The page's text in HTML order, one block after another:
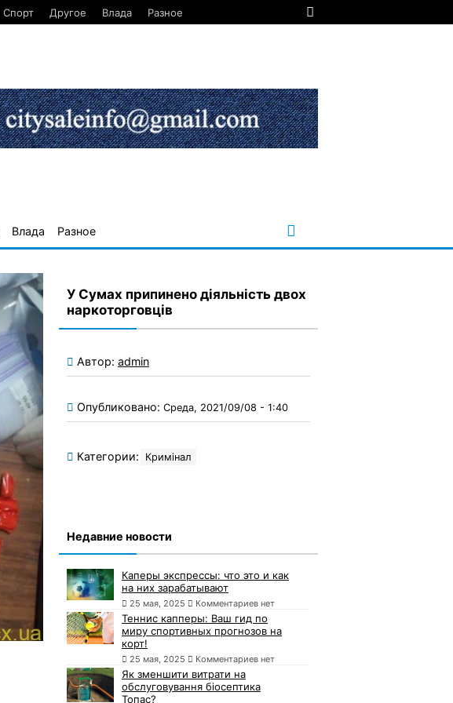
Спорт Другое Влада Разное
Влада Разное
У Сумах припинено діяльність двох
наркоторговців
Автор: admin
Опубликовано: Среда, 2021/09/08 - 1:40
Категории: Кримінал
Недавние новости
Каперы экспрессы: что это и как
на них зарабатывают
25 мая, 2025 Комментариев нет
Теннис капперы: Ваш гид по
миру спортивных прогнозов на
корт!
25 мая, 2025 Комментариев нет
Як зменшити витрати на
обслуговування біосептика
Топас?